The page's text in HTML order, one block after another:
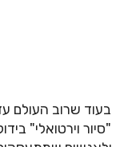
בעוד שרוב העולם
"סיור וירטואלי"